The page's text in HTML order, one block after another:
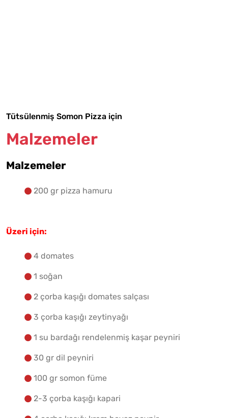
Yapılış Adımlarına Geç
Tütsülenmiş Somon Pizza için
Malzemeler
Malzemeler
200 gr pizza hamuru
Üzeri için:
4 domates
1 soğan
2 çorba kaşığı domates salçası
3 çorba kaşığı zeytinyağı
1 su bardağı rendelenmiş kaşar peyniri
30 gr dil peyniri
100 gr somon füme
2-3 çorba kaşığı kapari